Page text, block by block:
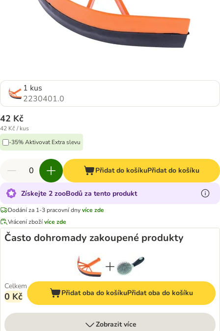
1 kus
2230401.0
42 Kč
42 Kč / kus
-35% Aktivovat Extra slevu
Přidat do košíkuPřidat do košíku
Získejte 2 zooBodů za tento produkt
Dodání za 1-3 pracovní dnyvíce zde
Vrácení zbožívíce zde
Často dohromady zakoupené produkty
Celkem
0 Kč Přidat oba do košíkuPřidat oba do košíku
Zobrazit více